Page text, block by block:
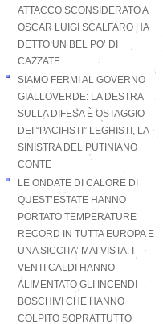
ATTACCO SCONSIDERATO A
OSCAR LUIGI SCALFARO HA
DETTO UN BEL PO’ DI
CAZZATE
SIAMO FERMI AL GOVERNO
GIALLOVERDE: LA DESTRA
SULLA DIFESA È OSTAGGIO
DEI “PACIFISTI” LEGHISTI, LA
SINISTRA DEL PUTINIANO
CONTE
LE ONDATE DI CALORE DI
QUEST’ESTATE HANNO
PORTATO TEMPERATURE
RECORD IN TUTTA EUROPA E
UNA SICCITA’ MAI VISTA. I
VENTI CALDI HANNO
ALIMENTATO GLI INCENDI
BOSCHIVI CHE HANNO
COLPITO SOPRATTUTTO